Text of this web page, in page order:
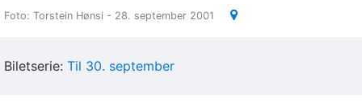
Foto: Torstein Hønsi - 28. september 2001
Biletserie: Til 30. september